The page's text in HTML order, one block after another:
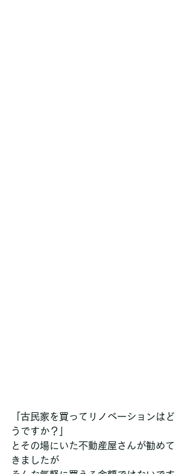
「古民家を買ってリノベーションはど
うですか？」
とその場にいた不動産屋さんが勧めて
きましたが